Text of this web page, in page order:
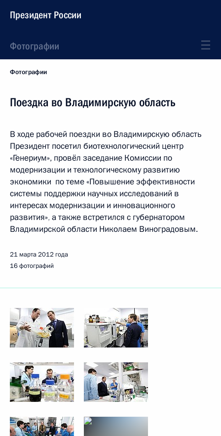
Президент России
Фотографии
Фотографии
Поездка во Владимирскую область
В ходе рабочей поездки во Владимирскую область
Президент посетил биотехнологический центр
«Генериум», провёл заседание Комиссии по
модернизации и технологическому развитию
экономики по теме «Повышение эффективности
системы поддержки научных исследований в
интересах модернизации и инновационного
развития», а также встретился с губернатором
Владимирской области Николаем Виноградовым.
21 марта 2012 года
16 фотографий